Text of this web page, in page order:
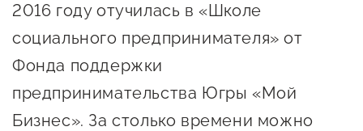
Госзакупки для малого
бизнеса
Каталог югорских франшиз
Инвестору
2016 году отучилась в «Школе
социального предпринимателя» от
Фонда поддержки
предпринимательства Югры «Мой
Бизнес». За столько времени можно